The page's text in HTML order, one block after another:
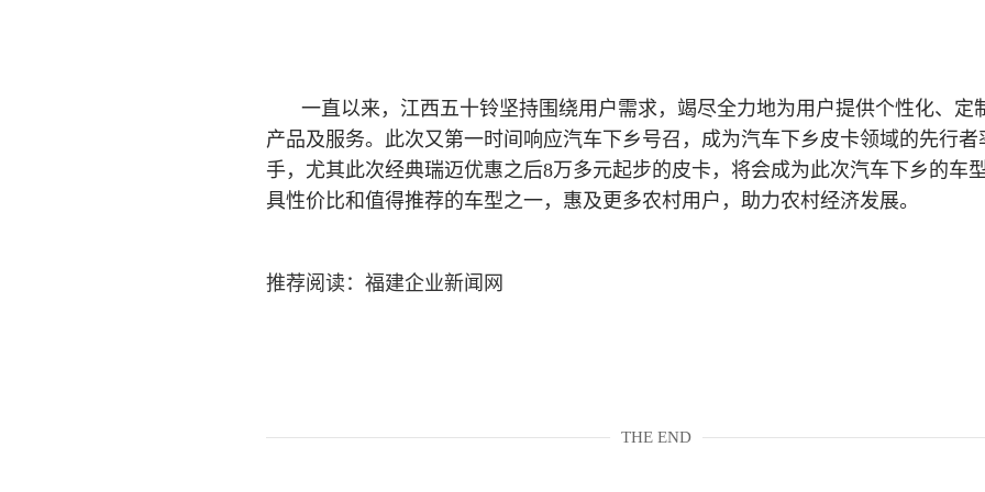
一直以来，江西五十铃坚持围绕用户需求，竭尽全力地为用户提供个性化、定
产品及服务。此次又第一时间响应汽车下乡号召，成为汽车下乡皮卡领域的先行者
手，尤其此次经典瑞迈优惠之后8万多元起步的皮卡，将会成为此次汽车下乡的车
具性价比和值得推荐的车型之一，惠及更多农村用户，助力农村经济发展。
推荐阅读： 福建企业新闻网
THE END